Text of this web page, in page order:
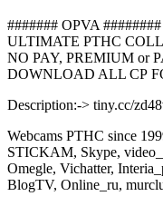
####### OPVA ########
ULTIMATE РТНС
NO PAY, PREMIUM or
DOWNLOAD ALL СР
Description:-> tiny.cc/
Webcams РТНС since
STICKAM, Skype,
Omegle, Vichatter,
BlogTV, Online_ru,